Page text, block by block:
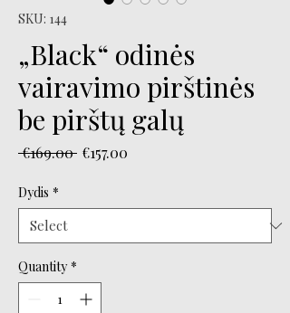
SKU: 144
„Black“ odinės
vairavimo pirštinės
be pirštų galų
€169.00 Regular
€157.00
Dydis *
Quantity *